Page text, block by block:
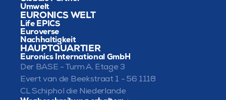
Umwelt
EURONICS WELT
Life EPICS
Euroverse
Nachhaltigkeit
HAUPTQUARTIER
Euronics International GmbH
Der BASE - Turm A, Etage 3
Evert van de Beekstraat 1 - 56 1118
CL Schiphol die Niederlande